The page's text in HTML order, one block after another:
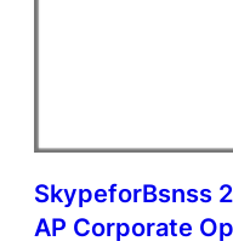
SkypeforBsnss
AP Corporate